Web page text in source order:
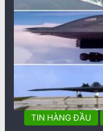
TIN HÀNG ĐẦU